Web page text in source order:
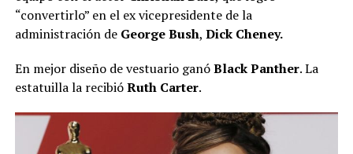
“convertirlo” en el ex vicepresidente de la
administración de George Bush, Dick Cheney.
En mejor diseño de vestuario ganóBlack Panther. La
estatuilla la recibióRuth Carter.